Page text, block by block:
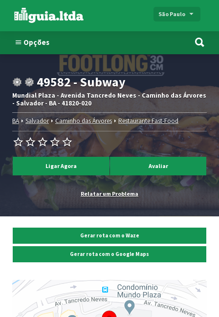
São Paulo
Opções
49582 - Subway
Mundial Plaza - Avenida Tancredo Neves - Caminho das Árvores
- Salvador - BA - 41820-020
BA Salvador Caminho das Árvores Restaurante Fast-Food
Ligar Agora Avaliar
Relatar um Problema
Gerar rota com o Waze
Gerar rota com o Google Maps